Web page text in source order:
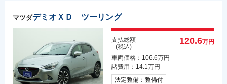
マツダデミオＸＤ ツーリング
支払総額
(税込)
120.6万円
車両価格：106.6万円
諸費用：14.1万円
法定整備：整備付